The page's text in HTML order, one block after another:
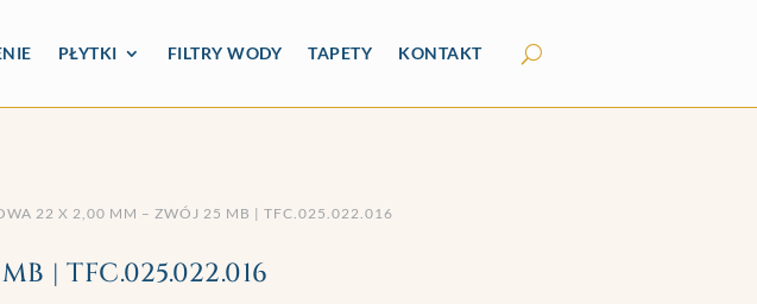
PŁYTKI FILTRY WODY TAPETY KONTAKT
22 X 2,00 MM – ZWÓJ 25 MB | TFC.025.022.016
| TFC.025.022.016